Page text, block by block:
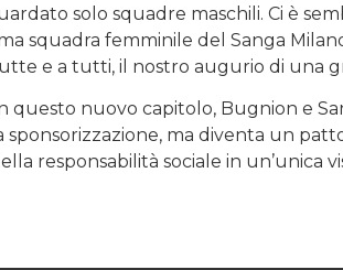
solo squadre maschili. Ci è
squadra femminile del Sanga
e a tutti, il nostro augurio di una
questo nuovo capitolo, Bugnion e
sponsorizzazione, ma diventa un
responsabilità sociale in un’unica